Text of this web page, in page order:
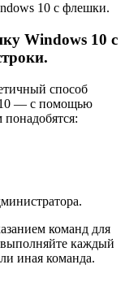
10 с флешки.
Windows 10 с
способ
— с помощью
команд для
каждый
иная команда.